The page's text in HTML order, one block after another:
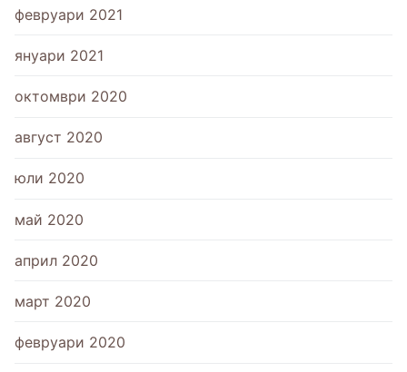
февруари 2021
януари 2021
октомври 2020
август 2020
юли 2020
май 2020
април 2020
март 2020
февруари 2020